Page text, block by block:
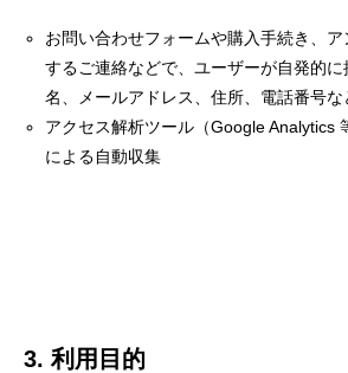
お問い合わせフォームや購入手続き、
するご連絡などで、ユーザーが自発的
名、メールアドレス、住所、電話番号な
アクセス解析ツール（Google Analytics
による自動収集
3. 利用目的